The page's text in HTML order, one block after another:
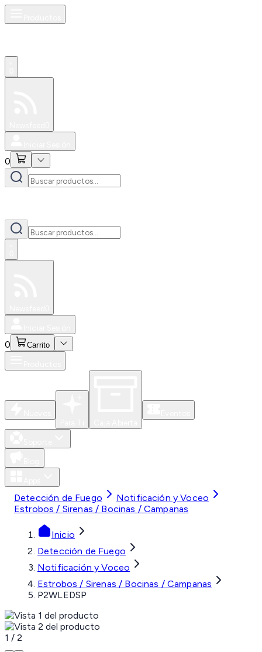
0
0 Carrito
Detección de Fuego
Notificación y Voceo
Estrobos / Sirenas / Bocinas / Campanas
Inicio
Detección de Fuego
Notificación y Voceo
Estrobos / Sirenas / Bocinas / Campanas
P2WLEDSP
1 / 2